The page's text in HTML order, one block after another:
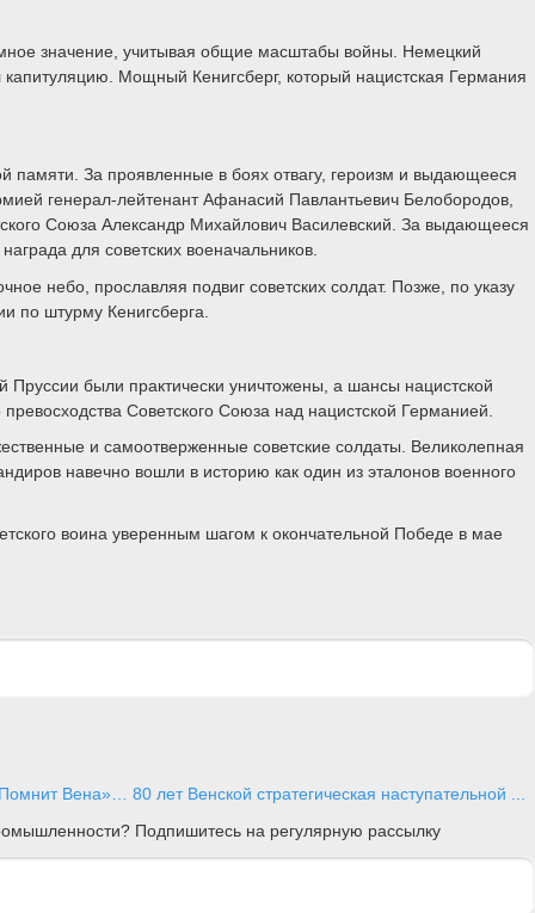
значение, учитывая общие масштабы войны. Немецкий
Мощный Кенигсберг, который нацистская Германия
памяти. За проявленные в боях отвагу, героизм и выдающееся
генерал-лейтенант Афанасий Павлантьевич Белобородов,
Союза Александр Михайлович Василевский. За выдающееся
для советских военачальников.
небо, прославляя подвиг советских солдат. Позже, по указу
по штурму Кенигсберга.
были практически уничтожены, а шансы нацистской
Советского Союза над нацистской Германией.
и самоотверженные советские солдаты. Великолепная
навечно вошли в историю как один из эталонов военного
воина уверенным шагом к окончательной Победе в мае
Вена»… 80 лет Венской стратегическая наступательной ...
Подпишитесь на регулярную рассылку